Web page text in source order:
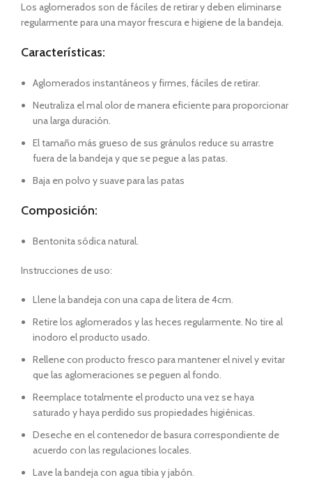
Los aglomerados son de fáciles de retirar y deben eliminarse
regularmente para una mayor frescura e higiene de la bandeja.
Características:
Aglomerados instantáneos y firmes, fáciles de retirar.
Neutraliza el mal olor de manera eficiente para proporcionar
una larga duración.
El tamaño más grueso de sus gránulos reduce su arrastre
fuera de la bandeja y que se pegue a las patas.
Baja en polvo y suave para las patas
Composición:
Bentonita sódica natural.
Instrucciones de uso:
Llene la bandeja con una capa de litera de 4cm.
Retire los aglomerados y las heces regularmente. No tire al
inodoro el producto usado.
Rellene con producto fresco para mantener el nivel y evitar
que las aglomeraciones se peguen al fondo.
Reemplace totalmente el producto una vez se haya
saturado y haya perdido sus propiedades higiénicas.
Deseche en el contenedor de basura correspondiente de
acuerdo con las regulaciones locales.
Lave la bandeja con agua tibia y jabón.